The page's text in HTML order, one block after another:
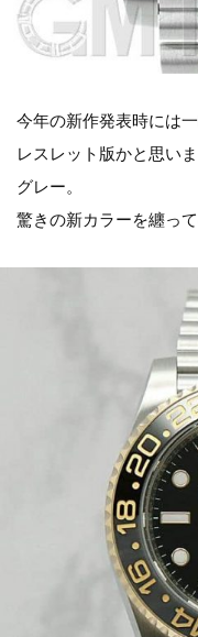
今年の新作発表時には
レスレット版かと思い
グレー。
驚きの新カラーを纏って